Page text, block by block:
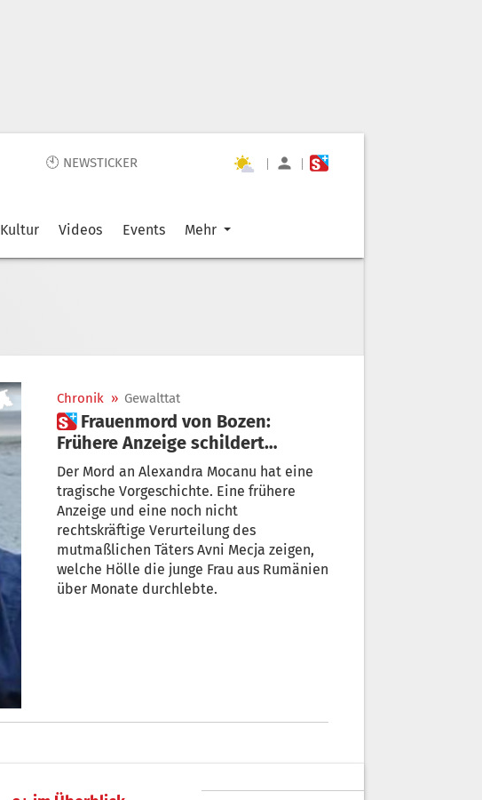
🕙 NEWSTICKER | |
Kultur Videos Events Mehr
Chronik » Gewalttat
 Frauenmord von Bozen:
Frühere Anzeige schildert
schreckliche Vorgeschichte
Der Mord an Alexandra Mocanu hat eine
tragische Vorgeschichte. Eine frühere
Anzeige und eine noch nicht
rechtskräftige Verurteilung des
mutmaßlichen Täters Avni Mecja zeigen,
welche Hölle die junge Frau aus Rumänien
über Monate durchlebte.